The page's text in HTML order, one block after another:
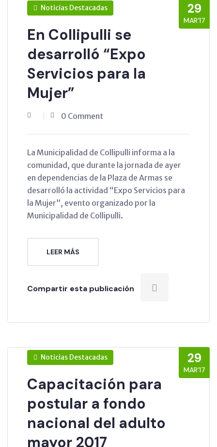
29
MAR’17
Noticias Destacadas
En Collipulli se
desarrolló “Expo
Servicios para la
Mujer”
0 Comment
La Municipalidad de Collipulli informa a la
comunidad, que durante la jornada de ayer
en dependencias de la Plaza de Armas se
desarrolló la actividad “Expo Servicios para
la Mujer”, evento organizado por la
Municipalidad de Collipulli.
LEER MÁS
Compartir esta publicación
29
MAR’17
Noticias Destacadas
Capacitación para
postular a fondo
nacional del adulto
mayor 2017